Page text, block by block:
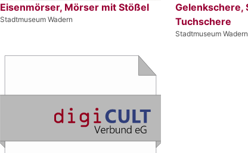
Eisenmörser, Mörser mit Stößel
Stadtmuseum Wadern
Gelenkschere,
Tuchschere
Stadtmuseum Wadern